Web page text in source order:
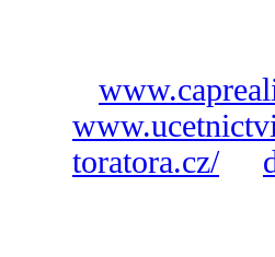
toratora.cz/